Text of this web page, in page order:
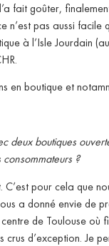
fait goûter,
pas aussi facile
à l’Isle Jourdain
en boutique et
deux boutiques
?
pour cela que
a donné envie de
de Toulouse où
d’exception. Je